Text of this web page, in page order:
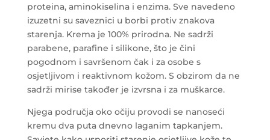
proteina, aminokiselina i enzima. Sve navedeno
izuzetni su saveznici u borbi protiv znakova
starenja. Krema je 100% prirodna. Ne sadrži
parabene, parafine i silikone, što je čini
pogodnom i savršenom čak i za osobe s
osjetljivom i reaktivnom kožom. S obzirom da ne
sadrži mirise također je izvrsna i za muškarce.
Njega područja oko očiju provodi se nanoseći
kremu dva puta dnevno laganim tapkanjem.